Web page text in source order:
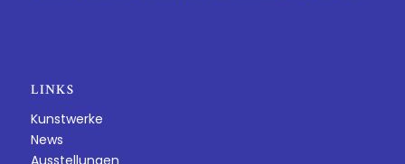
LINKS
Kunstwerke
News